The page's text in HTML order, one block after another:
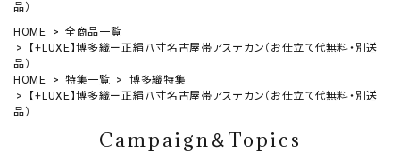
品）
HOME
全商品一覧
【+LUXE】博多織ー正絹八寸名古屋帯アステカン（お仕立て代無料・別送
品）
HOME
特集一覧
博多織特集
【+LUXE】博多織ー正絹八寸名古屋帯アステカン（お仕立て代無料・別送
品）
Campaign＆Topics